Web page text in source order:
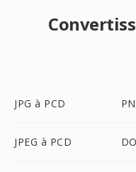
JPG à PCD
JPEG à PCD